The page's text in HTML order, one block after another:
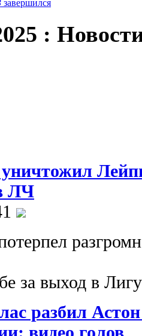
завершился
:
ЛЧ
за выход в
разбил
видео голов